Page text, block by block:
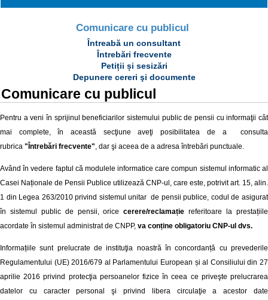
Comunicare cu publicul
Întreabă un consultant
Întrebări frecvente
Petiții și sesizări
Depunere cereri şi documente
Comunicare cu publicul
Pentru a veni în sprijinul beneficiarilor sistemului public de pensii cu informaţii cât
mai complete, în această secţiune aveţi posibilitatea de a consulta
rubrica "Întrebări frecvente", dar şi aceea de a adresa întrebări punctuale.
Având în vedere faptul că modulele informatice care compun sistemul informatic al
Casei Naționale de Pensii Publice utilizează CNP-ul, care este, potrivit art. 15, alin.
1 din Legea 263/2010 privind sistemul unitar de pensii publice, codul de asigurat
în sistemul public de pensii, oricecerere/reclamație referitoare la prestațiile
acordate în sistemul administrat de CNPP, va conține obligatoriu CNP-ul dvs.
Informațiile sunt prelucrate de instituţia noastră în concordanță cu prevederile
Regulamentului (UE) 2016/679 al Parlamentului European și al Consiliului din 27
aprilie 2016 privind protecţia persoanelor fizice în ceea ce priveşte prelucrarea
datelor cu caracter personal şi privind libera circulaţie a acestor date